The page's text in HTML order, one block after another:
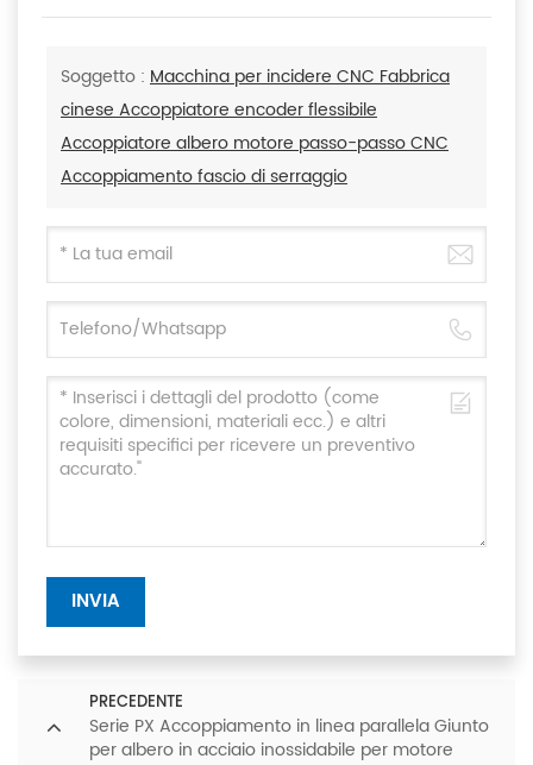
Soggetto : Macchina per incidere CNC Fabbrica
cinese Accoppiatore encoder flessibile
Accoppiatore albero motore passo-passo CNC
Accoppiamento fascio di serraggio
INVIA
PRECEDENTE
Serie PX Accoppiamento in linea parallela Giunto
per albero in acciaio inossidabile per motore